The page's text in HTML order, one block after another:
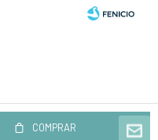
COMPRAR